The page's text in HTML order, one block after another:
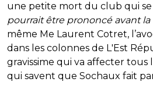
une petite mort du club qui se
pourrait être prononcé avant la
même Me Laurent Cotret,
dans les colonnes de L'Est
gravissime qui va affecter tous
qui savent que Sochaux fait